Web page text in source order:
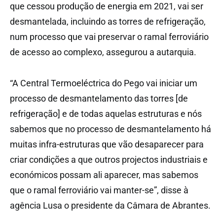
que cessou produção de energia em 2021, vai ser
desmantelada, incluindo as torres de refrigeração,
num processo que vai preservar o ramal ferroviário
de acesso ao complexo, assegurou a autarquia.
“A Central Termoeléctrica do Pego vai iniciar um
processo de desmantelamento das torres [de
refrigeração] e de todas aquelas estruturas e nós
sabemos que no processo de desmantelamento há
muitas infra-estruturas que vão desaparecer para
criar condições a que outros projectos industriais e
económicos possam ali aparecer, mas sabemos
que o ramal ferroviário vai manter-se”, disse à
agência Lusa o presidente da Câmara de Abrantes.